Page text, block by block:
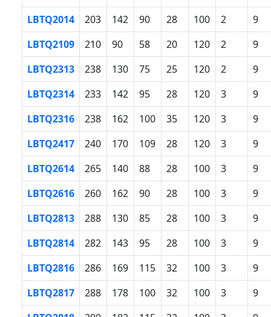
LBTQ2014
203 142 90 28 100 2
9
LBTQ2109
210 90 58 20 120 2
9
LBTQ2313
238 130 75 25 120 2
9
LBTQ2314
233 142 95 28 120 3
9
LBTQ2316
238 162 100 35 120 3
9
LBTQ2417
240 170 109 28 120 3
9
LBTQ2614
265 140 88 28 100 3
9
LBTQ2616
260 162 90 28 100 3
9
LBTQ2813
288 130 85 28 100 3
9
LBTQ2814
282 143 95 28 100 3
9
LBTQ2816
286 169 115 32 100 3
9
LBTQ2817
288 178 100 32 100 3
9